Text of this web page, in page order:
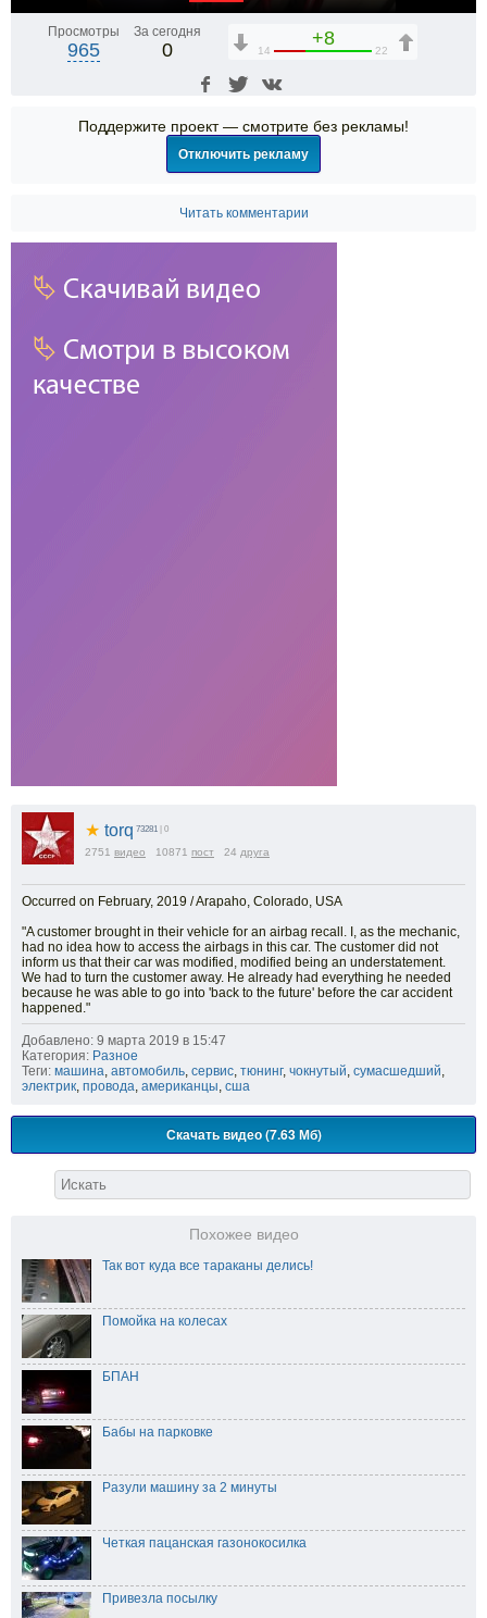
Просмотры
965
За сегодня
0
+8
14 22
Поддержите проект — смотрите без рекламы!
Отключить рекламу
Читать комментарии
★ torq 73281 | 0
2751 видео 10871 пост 24 друга
Occurred on February, 2019 / Arapaho, Colorado, USA
"A customer brought in their vehicle for an airbag recall. I, as the mechanic,
had no idea how to access the airbags in this car. The customer did not
inform us that their car was modified, modified being an understatement.
We had to turn the customer away. He already had everything he needed
because he was able to go into 'back to the future' before the car accident
happened."
Добавлено: 9 марта 2019 в 15:47
Категория: Разное
Теги: машина автомобиль сервис тюнинг, чокнутый сумасшедший
электрик провода американцы сша
Скачать видео (7.63 Мб)
Похожее видео
Так вот куда все тараканы делись!
Помойка на колесах
БПАН
Бабы на парковке
Разули машину за 2 минуты
Четкая пацанская газонокосилка
Привезла посылку